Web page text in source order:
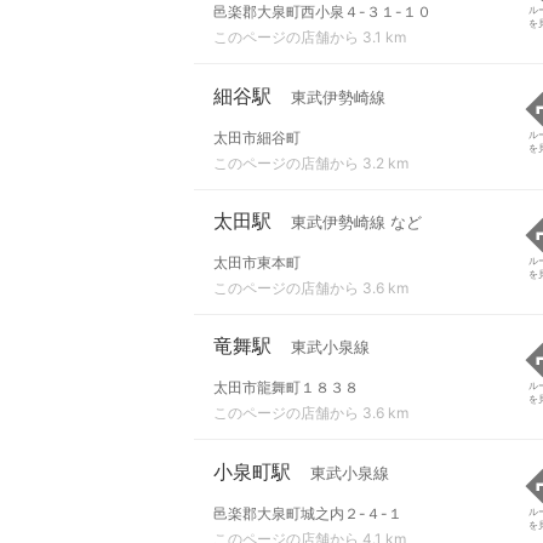
邑楽郡大泉町西小泉４-３１-１０
このページの店舗から 3.1 km
ル
を
細谷駅 東武伊勢崎線
太田市細谷町
このページの店舗から 3.2 km
ル
を
太田駅 東武伊勢崎線 など
太田市東本町
このページの店舗から 3.6 km
ル
を
竜舞駅 東武小泉線
太田市龍舞町１８３８
このページの店舗から 3.6 km
ル
を
小泉町駅 東武小泉線
邑楽郡大泉町城之内２-４-１
このページの店舗から 4.1 km
ル
を